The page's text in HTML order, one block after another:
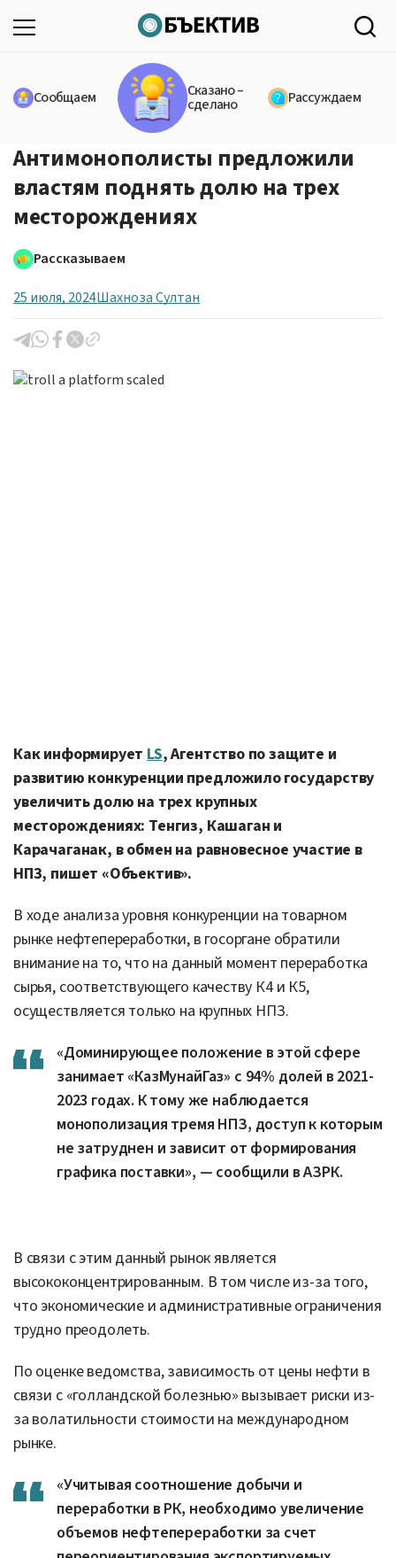
Сообщаем Сказано –
сделано Рассуждаем
Антимонополисты предложили
властям поднять долю на трех
месторождениях
Рассказываем
25 июля, 2024Шахноза Султан
Как информирует LS, Агентство по защите и
развитию конкуренции предложило государству
увеличить долю на трех крупных
месторождениях: Тенгиз, Кашаган и
Карачаганак, в обмен на равновесное участие в
НПЗ, пишет «Объектив».
В ходе анализа уровня конкуренции на товарном
рынке нефтепереработки, в госоргане обратили
внимание на то, что на данный момент переработка
сырья, соответствующего качеству К4 и К5,
осуществляется только на крупных НПЗ.
«Доминирующее положение в этой сфере
занимает «КазМунайГаз» с 94% долей в 2021-
2023 годах. К тому же наблюдается
монополизация тремя НПЗ, доступ к которым
не затруднен и зависит от формирования
графика поставки», — сообщили в АЗРК.
В связи с этим данный рынок является
высококонцентрированным. В том числе из-за того,
что экономические и административные ограничения
трудно преодолеть.
По оценке ведомства, зависимость от цены нефти в
связи с «голландской болезнью» вызывает риски из-
за волатильности стоимости на международном
рынке.
«Учитывая соотношение добычи и
переработки в РК, необходимо увеличение
объемов нефтепереработки за счет